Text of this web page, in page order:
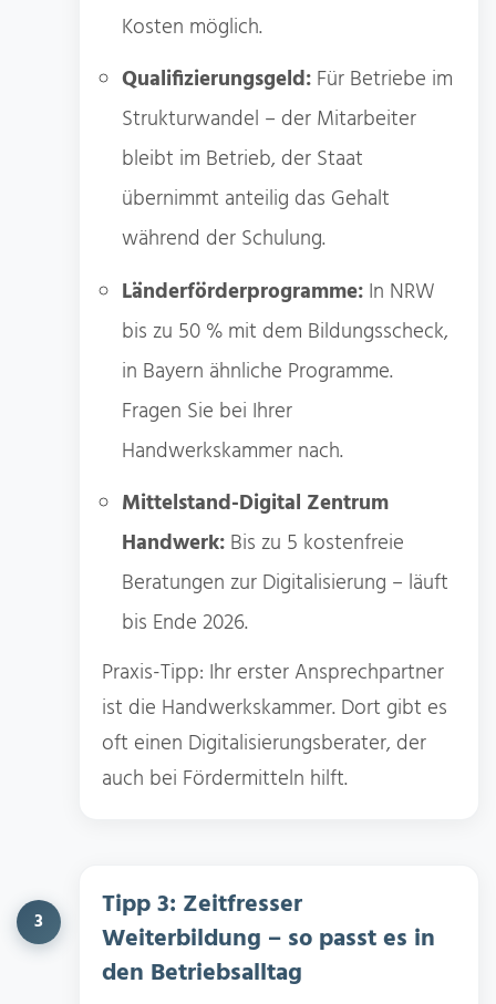
Kosten möglich.
Qualifizierungsgeld: Für Betriebe im
Strukturwandel – der Mitarbeiter
bleibt im Betrieb, der Staat
übernimmt anteilig das Gehalt
während der Schulung.
Länderförderprogramme: In NRW
bis zu 50 % mit dem Bildungsscheck,
in Bayern ähnliche Programme.
Fragen Sie bei Ihrer
Handwerkskammer nach.
Mittelstand-Digital Zentrum
Handwerk: Bis zu 5 kostenfreie
Beratungen zur Digitalisierung – läuft
bis Ende 2026.
Praxis-Tipp: Ihr erster Ansprechpartner
ist die Handwerkskammer. Dort gibt es
oft einen Digitalisierungsberater, der
auch bei Fördermitteln hilft.
3
Tipp 3: Zeitfresser
Weiterbildung – so passt es in
den Betriebsalltag